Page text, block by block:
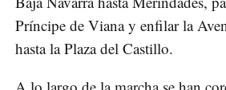
Príncipe de Viana y enfilar la
hasta la Plaza del Castillo.